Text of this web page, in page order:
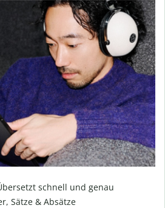
schnell und genau
Sätze & Absätze